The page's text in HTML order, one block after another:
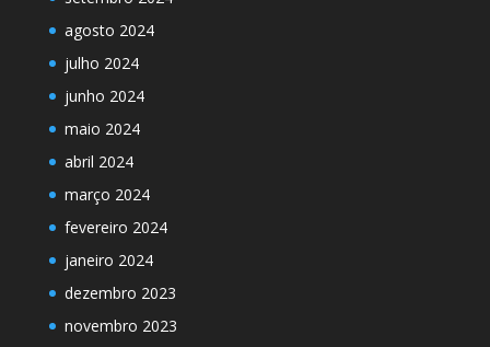
agosto 2024
julho 2024
junho 2024
maio 2024
abril 2024
março 2024
fevereiro 2024
janeiro 2024
dezembro 2023
novembro 2023